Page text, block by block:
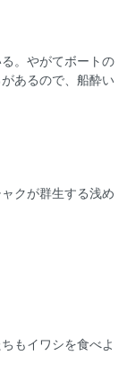
。やがてボートの
あるので、船酔い
クが群生する浅め
もイワシを食べよ